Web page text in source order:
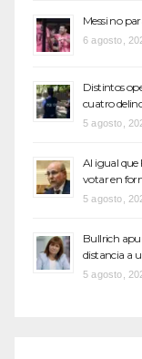
Messi no
6 agosto,
Distintos
cuatro
5 agosto,
Al igual que
votar en
5 agosto,
Bullrich
distancia a
5 agosto,